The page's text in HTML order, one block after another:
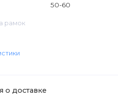
50-60
рамок
доставке